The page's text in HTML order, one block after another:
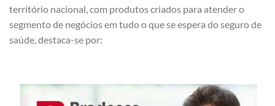
território nacional, com produtos criados para atender o
segmento de negócios em tudo o que se espera do seguro de
saúde, destaca-se por: